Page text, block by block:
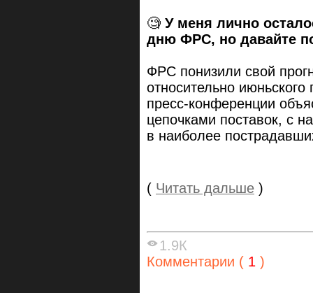
🧐 У меня лично
дню ФРС, но давайте
ФРС понизили свой
относительно
пресс-конференции
цепочками поставок, с
в наиболее
( Читать дальше )
1.9К
Комментарии ( 1 )